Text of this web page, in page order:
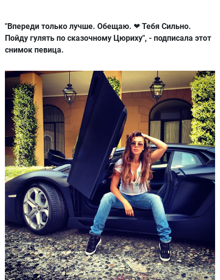
"Впереди только лучше. Обещаю. ❤ Тебя Сильно.
Пойду гулять по сказочному Цюриху", - подписала этот
снимок певица.